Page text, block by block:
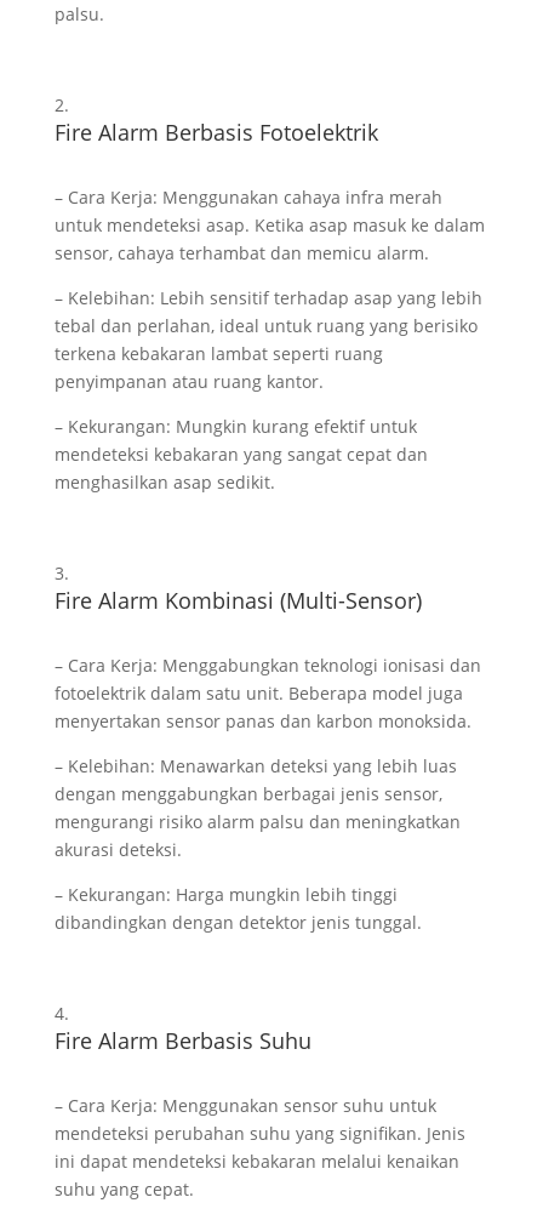
palsu.
Fire Alarm Berbasis Fotoelektrik
– Cara Kerja: Menggunakan cahaya infra merah
untuk mendeteksi asap. Ketika asap masuk ke dalam
sensor, cahaya terhambat dan memicu alarm.
– Kelebihan: Lebih sensitif terhadap asap yang lebih
tebal dan perlahan, ideal untuk ruang yang berisiko
terkena kebakaran lambat seperti ruang
penyimpanan atau ruang kantor.
– Kekurangan: Mungkin kurang efektif untuk
mendeteksi kebakaran yang sangat cepat dan
menghasilkan asap sedikit.
Fire Alarm Kombinasi (Multi-Sensor)
– Cara Kerja: Menggabungkan teknologi ionisasi dan
fotoelektrik dalam satu unit. Beberapa model juga
menyertakan sensor panas dan karbon monoksida.
– Kelebihan: Menawarkan deteksi yang lebih luas
dengan menggabungkan berbagai jenis sensor,
mengurangi risiko alarm palsu dan meningkatkan
akurasi deteksi.
– Kekurangan: Harga mungkin lebih tinggi
dibandingkan dengan detektor jenis tunggal.
Fire Alarm Berbasis Suhu
– Cara Kerja: Menggunakan sensor suhu untuk
mendeteksi perubahan suhu yang signifikan. Jenis
ini dapat mendeteksi kebakaran melalui kenaikan
suhu yang cepat.